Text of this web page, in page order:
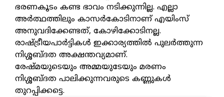
ഭരണകൂടം കണ്ട ഭാവം നടിക്കുന്നില്ല. എല്ലാ
അർത്ഥത്തിലും കാസർകോടിനാണ് എയിംസ്
അനുവദിക്കേണ്ടത്, കോഴിക്കോടിനല്ല.
രാഷ്ട്രീയപാർട്ടികൾ ഇക്കാര്യത്തിൽ പുലർത്തുന്ന
നിശ്ശബ്ദത അക്ഷന്തവ്യമാണ്.
രേഷ്മയുടെയും അമ്മയുടേയും മരണം
നിശ്ശബ്ദത പാലിക്കുന്നവരുടെ കണ്ണുകൾ
തുറപ്പിക്കട്ടെ.